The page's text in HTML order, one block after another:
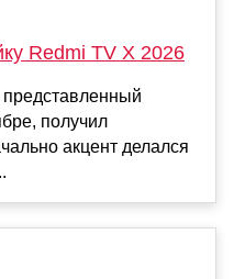
Redmi TV X 2026
получил
акцент делался